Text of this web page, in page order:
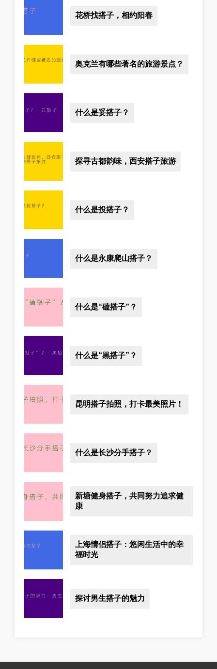
花桥找搭子，相约阳春
奥克兰有哪些著名的旅游景点？
什么是妥搭子？
探寻古都韵味，西安搭子旅游
什么是投搭子？
什么是永康爬山搭子？
什么是“磕搭子”？
什么是“黒搭子”？
昆明搭子拍照，打卡最美照片！
什么是长沙分手搭子？
新塘健身搭子，共同努力追求健
康
上海情侣搭子：悠闲生活中的幸
福时光
探讨男生搭子的魅力